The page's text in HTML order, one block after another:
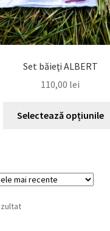
Set băieţi ALBERT
110,00 lei
Selectează opțiunile